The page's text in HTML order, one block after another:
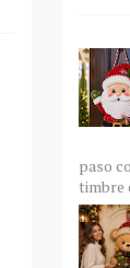
paso
timbre